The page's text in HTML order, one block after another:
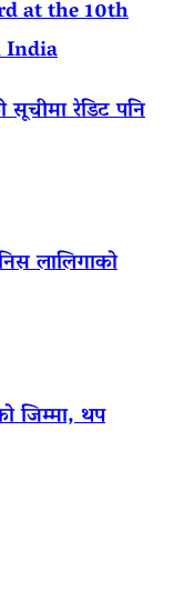
at the 10th
India
सूचीमा रेडिट पनि
लालिगाको
जिम्मा, थप